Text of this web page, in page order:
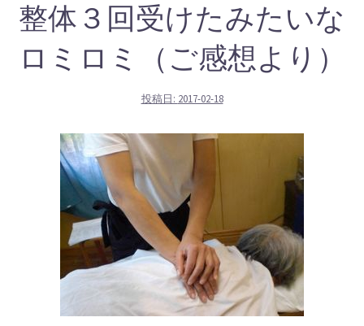
整体３回受けたみたいな
ロミロミ（ご感想より）
投稿日: 2017-02-18